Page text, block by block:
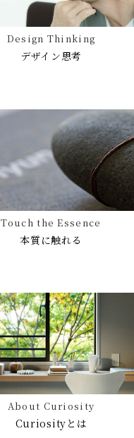
Design Thinking
デザイン思考
Touch the Essence
本質に触れる
About Curiosity
Curiosityとは